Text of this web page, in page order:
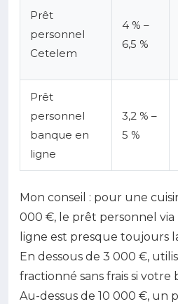
Prêt
personnel
Cetelem
4 % –
6,5 %
Prêt
personnel
banque en
ligne
3,2 % –
5 %
Mon conseil : pour une
000 €, le prêt personnel
ligne est presque toujours
En dessous de 3 000 €,
fractionné sans frais si
Au-dessus de 10 000 €, un